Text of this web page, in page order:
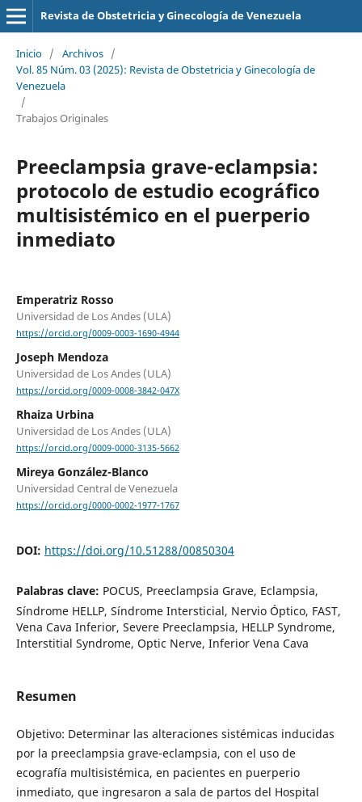
Revista de Obstetricia y Ginecología de Venezuela
Inicio / Archivos /
Vol. 85 Núm. 03 (2025): Revista de Obstetricia y Ginecología de
Venezuela
/
Trabajos Originales
Preeclampsia grave-eclampsia:
protocolo de estudio ecográfico
multisistémico en el puerperio
inmediato
Emperatriz Rosso
Universidad de Los Andes (ULA)
https://orcid.org/0009-0003-1690-4944
Joseph Mendoza
Universidad de Los Andes (ULA)
https://orcid.org/0009-0008-3842-047X
Rhaiza Urbina
Universidad de Los Andes (ULA)
https://orcid.org/0009-0000-3135-5662
Mireya González-Blanco
Universidad Central de Venezuela
https://orcid.org/0000-0002-1977-1767
DOI: https://doi.org/10.51288/00850304
Palabras clave: POCUS, Preeclampsia Grave, Eclampsia,
Síndrome HELLP, Síndrome Intersticial, Nervio Óptico, FAST,
Vena Cava Inferior, Severe Preeclampsia, HELLP Syndrome,
Interstitial Syndrome, Optic Nerve, Inferior Vena Cava
Resumen
Objetivo: Determinar las alteraciones sistémicas inducidas
por la preeclampsia grave-eclampsia, con el uso de
ecografía multisistémica, en pacientes en puerperio
inmediato, que ingresaron a sala de partos del Hospital